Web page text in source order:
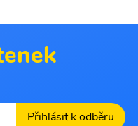
Přihlásit k odběru